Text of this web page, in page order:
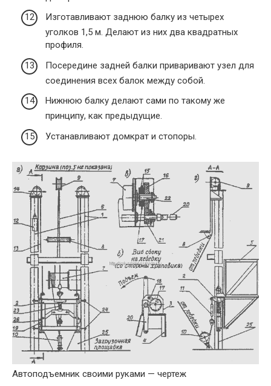
Изготавливают заднюю балку из четырех
уголков 1,5 м. Делают из них два квадратных
профиля.
Посередине задней балки приваривают узел для
соединения всех балок между собой.
Нижнюю балку делают сами по такому же
принципу, как предыдущие.
Устанавливают домкрат и стопоры.
Автоподъемник своими руками — чертеж